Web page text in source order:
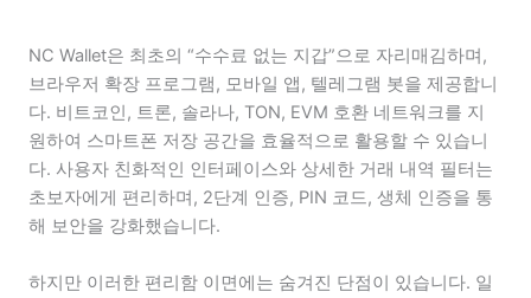
NC Wallet은 최초의 “수수료 없는 지갑”으로 자리매김하며,
브라우저 확장 프로그램, 모바일 앱, 텔레그램 봇을 제공합니
다. 비트코인, 트론, 솔라나, TON, EVM 호환 네트워크를 지
원하여 스마트폰 저장 공간을 효율적으로 활용할 수 있습니
다. 사용자 친화적인 인터페이스와 상세한 거래 내역 필터는
초보자에게 편리하며, 2단계 인증, PIN 코드, 생체 인증을 통
해 보안을 강화했습니다.
하지만 이러한 편리함 이면에는 숨겨진 단점이 있습니다. 일